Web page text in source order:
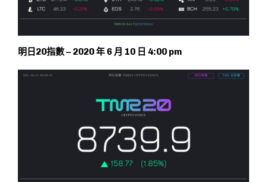
明日20指數 – 2020 年 6 月 10 日 4:00 pm